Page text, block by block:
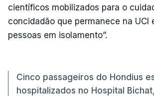
científicos mobilizados para o
concidadão que permanece na UCI
pessoas em isolamento”.
Cinco passageiros do Hondius
hospitalizados no Hospital